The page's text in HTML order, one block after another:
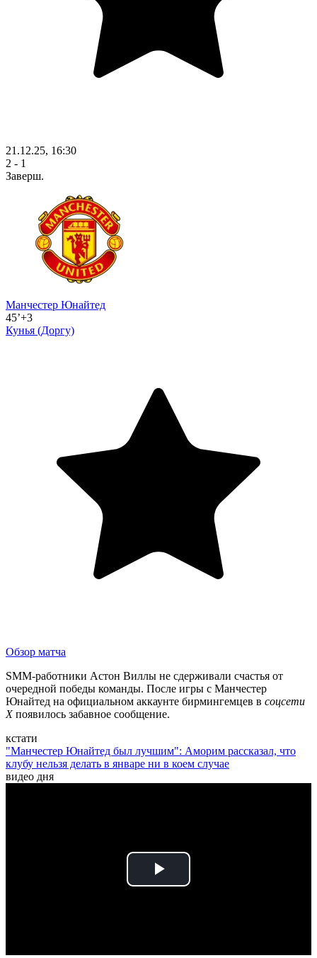
21.12.25, 16:30
2 - 1
Заверш.
Манчестер Юнайтед
45’+3
Кунья (Доргу)
Обзор матча
SMM-работники Астон Виллы не сдерживали счастья от
очередной победы команды. После игры с Манчестер
Юнайтед на официальном аккаунте бирмингемцев в соцсети
Xпоявилось забавное сообщение.
кстати
"Манчестер Юнайтед был лучшим": Аморим рассказал, что
клубу нельзя делать в январе ни в коем случае
видео дня
Play